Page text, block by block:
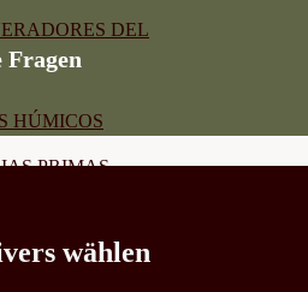
DEL
HÚMICOS
PRIMAS
Fragen
wählen